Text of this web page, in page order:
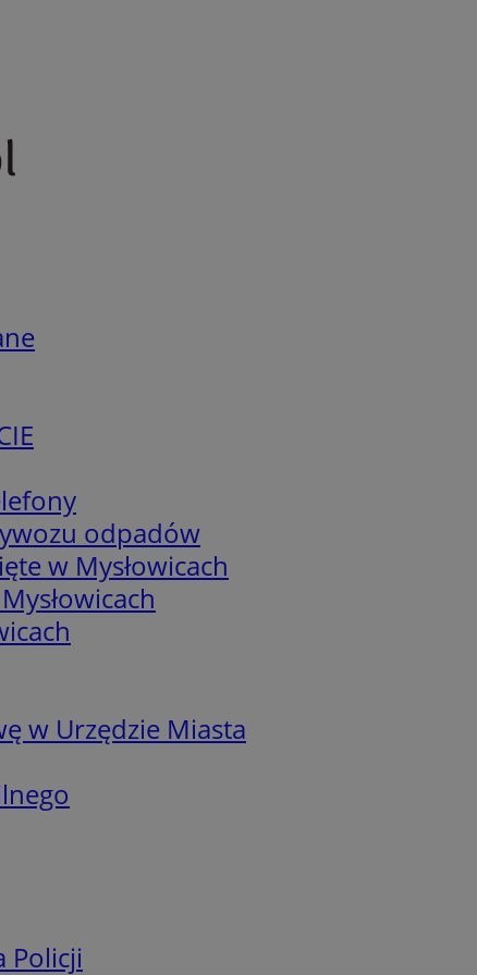
odpadów
w Mysłowicach
w Urzędzie Miasta
Policji